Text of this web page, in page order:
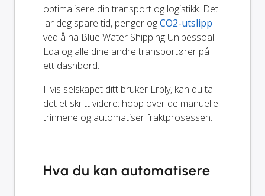
optimalisere din transport og logistikk. Det
lar deg spare tid, penger ogCO2-utslipp
ved å ha Blue Water Shipping Unipessoal
Lda og alle dine andre transportører på
ett dashbord.
Hvis selskapet ditt bruker Erply, kan du ta
det et skritt videre: hopp over de manuelle
trinnene og automatiser fraktprosessen.
Hva du kan automatisere